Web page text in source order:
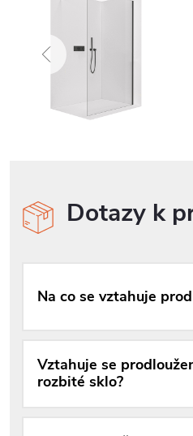
Dotazy k
Na co se vztahuje
Vztahuje se
rozbité sklo?